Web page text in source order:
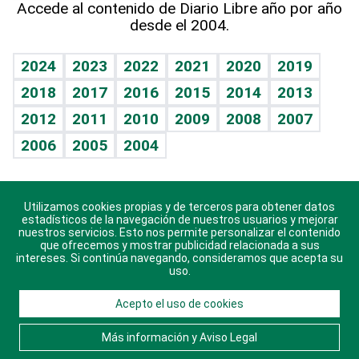
Vida y familia
Eñe
Celebrando la vida
Sin complejos
En pocas palabras
Escuchando al corazón
Economía Personal
TBT Deportivo
Guía del dinero
Horóscopos
Crucigramas
Accede al contenido de Diario Libre año por año
desde el 2004.
2024 2023 2022 2021 2020
2019
2018
2017 2016 2015 2014
2013
2012
2011 2010 2009 2008
2007
2006
2005 2004
Descarga nuestras aplicaciones para Android, iOS y
sistema Huawei.
© 2021 Diario Libre, todos los derechos reservados.
Consulta elAviso Legal. Ponte en Contacto
nosotros y conoce más sobre Diario Libre
Utilizamos cookies propias y de terceros para obtener datos
estadísticos de la navegación de nuestros usuarios y mejorar
nuestros servicios. Esto nos permite personalizar el contenido
que ofrecemos y mostrar publicidad relacionada a sus
intereses. Si continúa navegando, consideramos que acepta su
uso.
Acepto el uso de cookies
Más información y Aviso Legal